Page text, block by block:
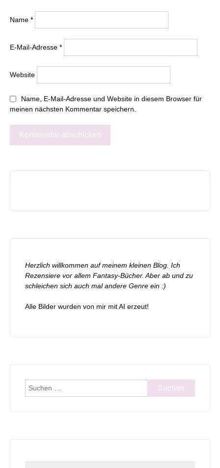
Name *
E-Mail-Adresse *
Website
Name, E-Mail-Adresse und Website in diesem Browser für
meinen nächsten Kommentar speichern.
Herzlich willkommen auf meinem kleinen Blog. Ich
Rezensiere vor allem Fantasy-Bücher. Aber ab und zu
schleichen sich auch mal andere Genre ein :)
Alle Bilder wurden von mir mit AI erzeut!
Suchen